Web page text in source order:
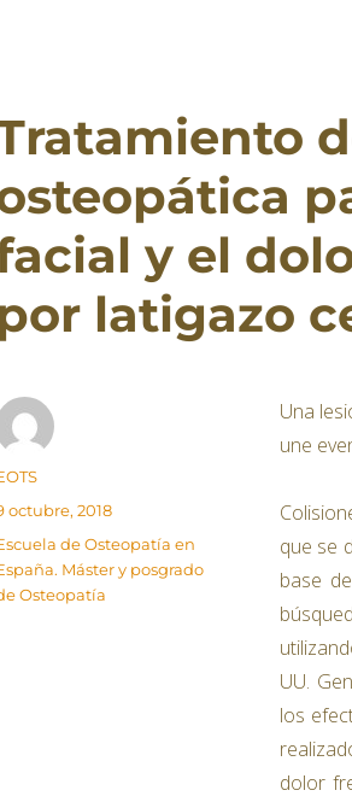
y el
latigazo
Una
une
que se
base
UU.
los
dolor
octubre, 2018
de Osteopatía en
Máster y posgrado
Osteopatía